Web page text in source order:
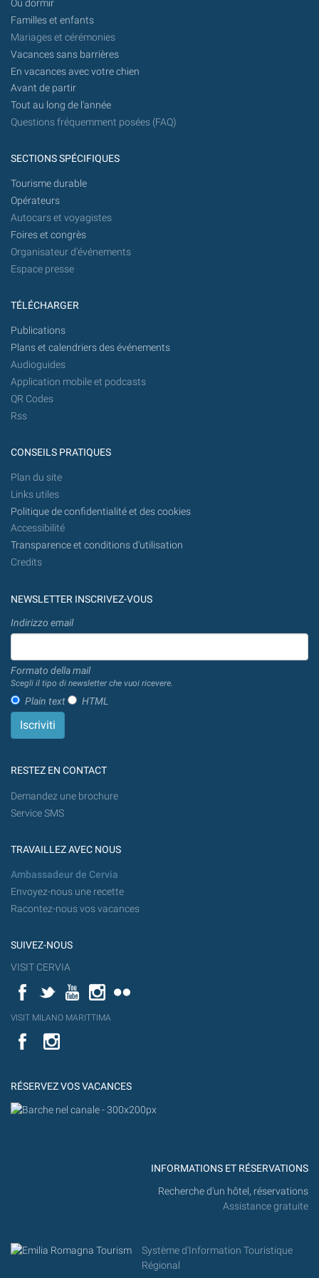
Où dormir
Familles et enfants
Mariages et cérémonies
Vacances sans barrières
En vacances avec votre chien
Avant de partir
Tout au long de l'année
Questions fréquemment posées (FAQ)
SECTIONS SPÉCIFIQUES
Tourisme durable
Opérateurs
Autocars et voyagistes
Foires et congrès
Organisateur d'événements
Espace presse
TÉLÉCHARGER
Publications
Plans et calendriers des événements
Audioguides
Application mobile et podcasts
QR Codes
Rss
CONSEILS PRATIQUES
Plan du site
Links utiles
Politique de confidentialité et des cookies
Accessibilité
Transparence et conditions d'utilisation
Credits
NEWSLETTER INSCRIVEZ-VOUS
Indirizzo email
Formato della mail
Scegli il tipo di newsletter che vuoi ricevere.
Plain text HTML
RESTEZ EN CONTACT
Demandez une brochure
Service SMS
TRAVAILLEZ AVEC NOUS
Ambassadeur de Cervia
Envoyez-nous une recette
Racontez-nous vos vacances
SUIVEZ-NOUS
VISIT CERVIA
FacebookTwitterYouTubeInstagram
YouT
VISIT MILANO MARITTIMA
Flick
VISIT
MILANO
YouTube
RÉSERVEZ VOS VACANCES
INFORMATIONS ET RÉSERVATIONS
Recherche d'un hôtel, réservations
Assistance gratuite
Système d'Information Touristique
Régional